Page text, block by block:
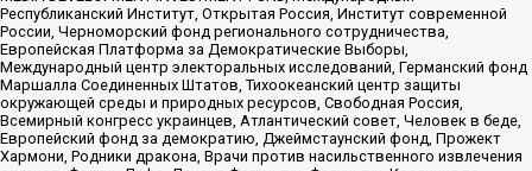
Республиканский Институт, Открытая Россия, Институт современной
России, Черноморский фонд регионального сотрудничества,
Европейская Платформа за Демократические Выборы,
Международный центр электоральных исследований, Германский фонд
Маршалла Соединенных Штатов, Тихоокеанский центр защиты
окружающей среды и природных ресурсов, Свободная Россия,
Всемирный конгресс украинцев, Атлантический совет, Человек в беде,
Европейский фонд за демократию, Джеймстаунский фонд, Прожект
Хармони, Родники дракона, Врачи против насильственного извлечения